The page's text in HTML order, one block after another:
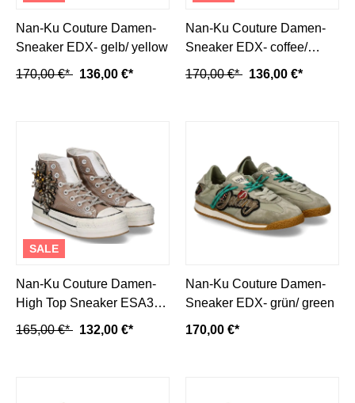
Nan-Ku Couture Damen-
Sneaker EDX- gelb/ yellow
170,00 €* 136,00 €*
Nan-Ku Couture Damen-
Sneaker EDX- coffee/
braun
170,00 €* 136,00 €*
SALE
Nan-Ku Couture Damen-
High Top Sneaker ESA31-
taupe/ beige
165,00 €* 132,00 €*
Nan-Ku Couture Damen-
Sneaker EDX- grün/ green
170,00 €*